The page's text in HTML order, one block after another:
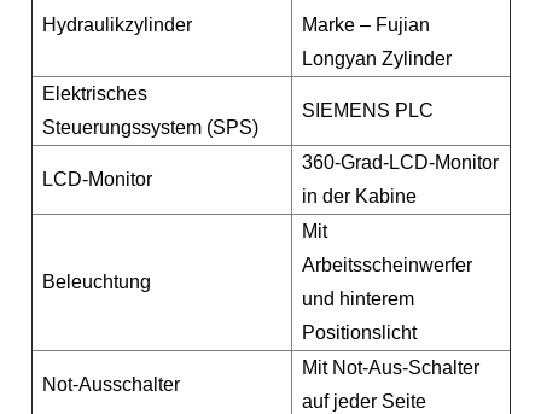
Hydraulikzylinder
Marke – Fujian
Longyan Zylinder
Elektrisches
Steuerungssystem (SPS)
SIEMENS PLC
LCD-Monitor
360-Grad-LCD-Monitor
in der Kabine
Beleuchtung
Mit
Arbeitsscheinwerfer
und hinterem
Positionslicht
Not-Ausschalter
Mit Not-Aus-Schalter
auf jeder Seite